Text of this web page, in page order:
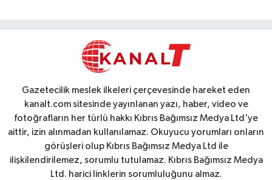
Gazetecilik meslek ilkeleri çerçevesinde hareket eden
kanalt.com sitesinde yayınlanan yazı, haber, video ve
fotoğrafların her türlü hakkı Kıbrıs Bağımsız Medya Ltd'ye
aittir, izin alınmadan kullanılamaz. Okuyucu yorumları onların
görüşleri olup Kıbrıs Bağımsız Medya Ltd ile
ilişkilendirilemez, sorumlu tutulamaz. Kıbrıs Bağımsız Medya
Ltd. harici linklerin sorumluluğunu almaz.